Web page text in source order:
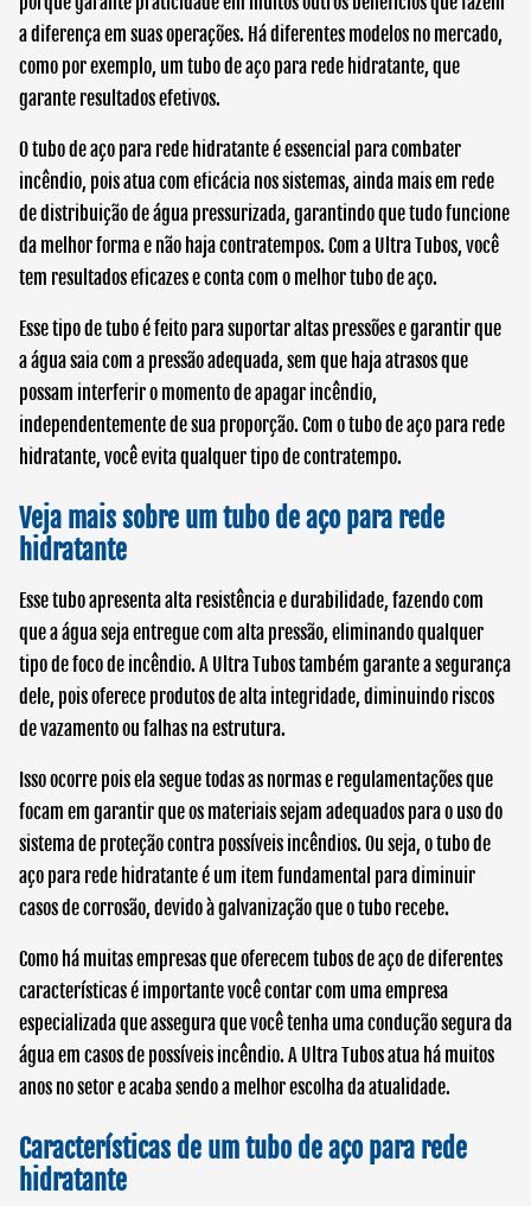
a diferença em suas operações. Há diferentes modelos no mercado,
como por exemplo, um tubo de aço para rede hidratante, que
garante resultados efetivos.
Otubo de aço para rede hidratanteé essencial para combater
incêndio, pois atua com eficácia nos sistemas, ainda mais em rede
de distribuição de água pressurizada, garantindo que tudo funcione
da melhor forma e não haja contratempos. Com a Ultra Tubos, você
tem resultados eficazes e conta com o melhor tubo de aço.
Esse tipo de tubo é feito para suportar altas pressões e garantir que
a água saia com a pressão adequada, sem que haja atrasos que
possam interferir o momento de apagar incêndio,
independentemente de sua proporção. Com otubo de aço para rede
hidratante, você evita qualquer tipo de contratempo.
Veja mais sobre umtubo de aço para rede
hidratante
Esse tubo apresenta alta resistência e durabilidade, fazendo com
que a água seja entregue com alta pressão, eliminando qualquer
tipo de foco de incêndio. A Ultra Tubos também garante a segurança
dele, pois oferece produtos de alta integridade, diminuindo riscos
de vazamento ou falhas na estrutura.
Isso ocorre pois ela segue todas as normas e regulamentações que
focam em garantir que os materiais sejam adequados para o uso do
sistema de proteção contra possíveis incêndios. Ou seja, otubo de
aço para rede hidratanteé um item fundamental para diminuir
casos de corrosão, devido à galvanização que o tubo recebe.
Como há muitas empresas que oferecem tubos de aço de diferentes
características é importante você contar com uma empresa
especializada que assegura que você tenha uma condução segura da
água em casos de possíveis incêndio. A Ultra Tubos atua há muitos
anos no setor e acaba sendo a melhor escolha da atualidade.
Características de umtubo de aço para rede
hidratante